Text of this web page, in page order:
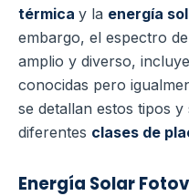
térmica y la energía
embargo, el espectro
amplio y diverso,
conocidas pero
se detallan estos tipos
diferentes clases de
Energía Solar